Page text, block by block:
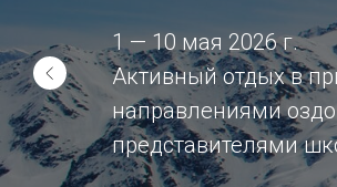
1 — 10 мая 2026 г.
Активный отдых в
направлениями
представителями